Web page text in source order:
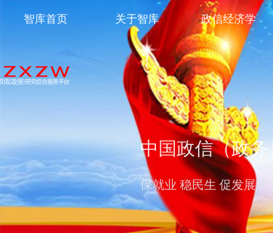
中国政信（政
保就业 稳民生 促发展
智库首页 关于智库 政信经济学